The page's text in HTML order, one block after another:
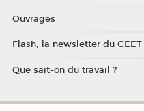
Ouvrages
Flash, la newsletter du CEET
Que sait-on du travail ?